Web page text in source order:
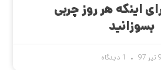
اینکه هر روز چربی
بسوزانید
9 تیر 97